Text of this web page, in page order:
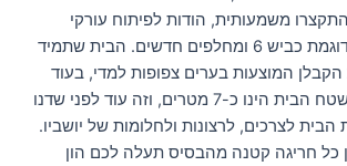
משמעותית, הודות לפיתוח עורקי
תחבורה מהירים כדוגמת כביש 6 ומחלפים חדשים. הבית שתמיד
המוצעות בערים צפופות למדי, בעוד
שבנחלה ממוצעת שטח הבית הינו כ-7 מטרים, וזה עוד לפני שדנו
לצרכים, לרצונות ולחלומות של יושביו.
כל חריגה קטנה מהבסיס תעלה לכם הון